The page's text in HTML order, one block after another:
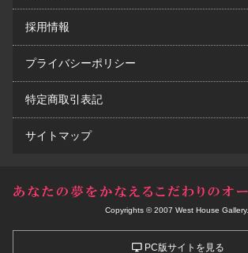
採用情報
プライバシーポリシー
特定商取引表記
サイトマップ
Copyrights © 2007 West House Gallery.
PC版サイトを見る